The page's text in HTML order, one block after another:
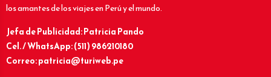
los amantes de los viajes en Perú y el mundo.
Jefa de Publicidad: Patricia Pando
Cel. / WhatsApp: (511) 986210180
Correo: patricia@turiweb.pe